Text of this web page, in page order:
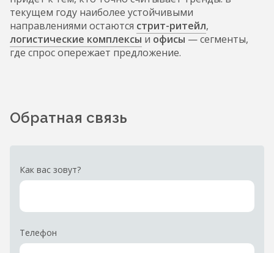
текущем году наиболее устойчивыми
направлениями остаются стрит-ритейл,
логистические комплексы и офисы — сегменты,
где спрос опережает предложение.
Обратная связь
Как вас зовут?
Телефон